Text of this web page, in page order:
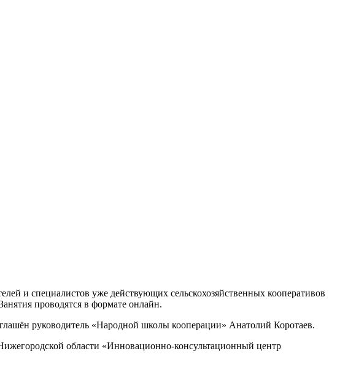
и специалистов уже действующих сельскохозяйственных кооперативов
проводятся в формате онлайн.
руководитель «Народной школы кооперации» Анатолий Коротаев.
области «Инновационно-консультационный центр